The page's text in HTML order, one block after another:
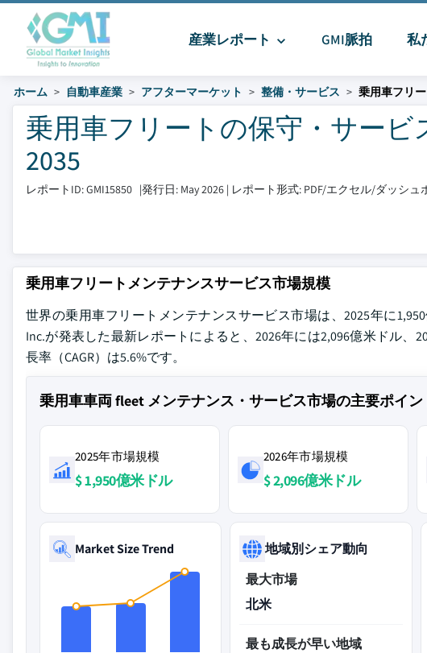
産業レポート GMI脈拍 私
ホーム 自動車産業 アフターマーケット 整備・サービス 乗用車フリ
乗用車フリートの保守・サービ
2035
レポートID: GMI15850 |発行日: May 2026 | レポート形式: PDF/エクセル/ダッシ
乗用車フリートメンテナンスサービス市場規模
世界の乗用車フリートメンテナンスサービス市場は、2025年に
Inc.が発表した最新レポートによると、2026年には2,096億米ドル
長率（CAGR）は5.6%です。
乗用車車両 fleet メンテナンス・サービス市場の主要ポイン
2025年市場規模
$ 1,950億米ドル
2026年市場規模
$ 2,096億米ドル
Market Size Trend
地域別シェア動向
最大市場
北米
最も成長が早い地域